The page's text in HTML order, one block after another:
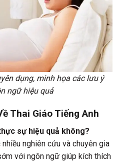
dụng, minh họa các lưu ý
ngữ hiệu quả
Thai Giáo Tiếng Anh
sự hiệu quả không?
nghiên cứu và chuyên gia
với ngôn ngữ giúp kích thích